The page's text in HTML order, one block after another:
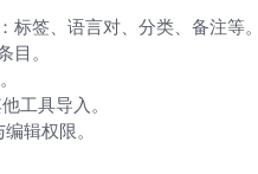
签、语言对、分类、备注等。
。
工具导入。
辑权限。